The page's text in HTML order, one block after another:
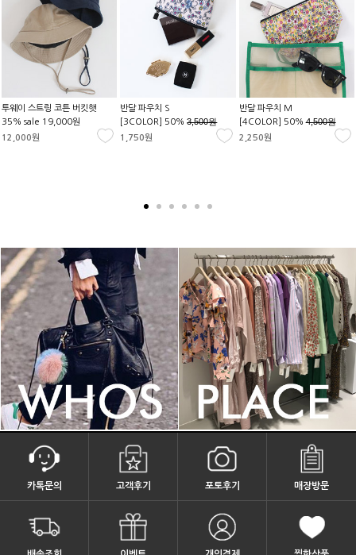
투웨이 스트링 코튼 버킷햇
35% sale 19,000원
12,000원
반달 파우치 S
[3COLOR] 50%3,500원
1,750원
반달 파우치 M
[4COLOR] 50%4,500원
2,250원
카톡문의 고객후기 포토후기 매장방문